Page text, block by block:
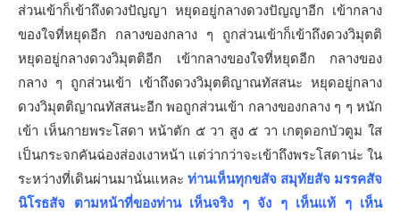
ส่วนเข้าก็เข้าถึงดวงปัญญา หยุดอยู่กลางดวงปัญญาอีก เข้ากลาง
ของใจที่หยุดอีก กลางของกลาง ๆ ถูกส่วนเข้าก็เข้าถึงดวงวิมุตติ
หยุดอยู่กลางดวงวิมุตติอีก เข้ากลางของใจที่หยุดอีก กลางของ
กลาง ๆ ถูกส่วนเข้า เข้าถึงดวงวิมุตติญาณทัสสนะ หยุดอยู่กลาง
ดวงวิมุตติญาณทัสสนะอีก พอถูกส่วนเข้า กลางของกลาง ๆ ๆ หนัก
เข้า เห็นกายพระโสดา หน้าตัก ๕ วา สูง ๕ วา เกตุดอกบัวตูม ใส
เป็นกระจกคันฉ่องส่องเงาหน้า แต่ว่ากว่าจะเข้าถึงพระโสดาน่ะ ใน
ระหว่างที่เดินผ่านมานั่นแหละ ท่านเห็นทุกขสัจ สมุทัยสัจ มรรคสัจ
นิโรธสัจ ตามหน้าที่ของท่าน เห็นจริง ๆ จัง ๆ เห็นแท้ ๆ เห็น